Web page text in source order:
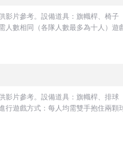
片參考。設備道具：旗幟桿、椅
數相同（各隊人數最多為十人）遊戲
片參考。設備道具：旗幟桿、排
遊戲方式：每人均需雙手抱住兩顆球